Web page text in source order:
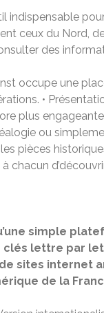
indispensable
ceux du Nord,
des
occupe une
•
plus
ou
pièces
chacun
simple
lettre par
sites internet
de la